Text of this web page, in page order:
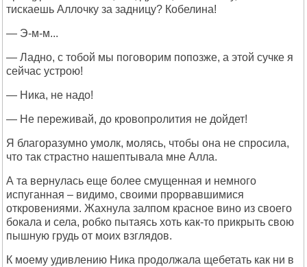
тискаешь Аллочку за задницу? Кобелина!
— Э-м-м...
— Ладно, с тобой мы поговорим попозже, а этой сучке я
сейчас устрою!
— Ника, не надо!
— Не переживай, до кровопролития не дойдет!
Я благоразумно умолк, молясь, чтобы она не спросила,
что так страстно нашептывала мне Алла.
А та вернулась еще более смущенная и немного
испуганная – видимо, своими прорвавшимися
откровениями. Жахнула залпом красное вино из своего
бокала и села, робко пытаясь хоть как-то прикрыть свою
пышную грудь от моих взглядов.
К моему удивлению Ника продолжала щебетать как ни в